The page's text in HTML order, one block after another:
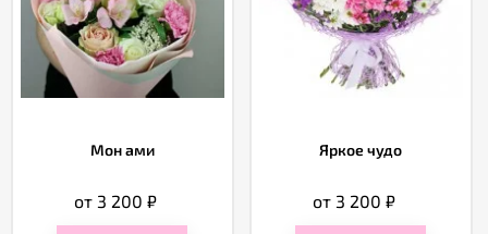
Мон ами
от 3 200₽
Яркое чудо
от 3 200₽